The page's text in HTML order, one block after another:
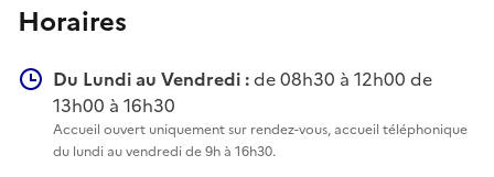
Horaires
Du Lundi au Vendredi :de 08h30 à 12h00 de
13h00 à 16h30
Accueil ouvert uniquement sur rendez-vous, accueil téléphonique
du lundi au vendredi de 9h à 16h30.